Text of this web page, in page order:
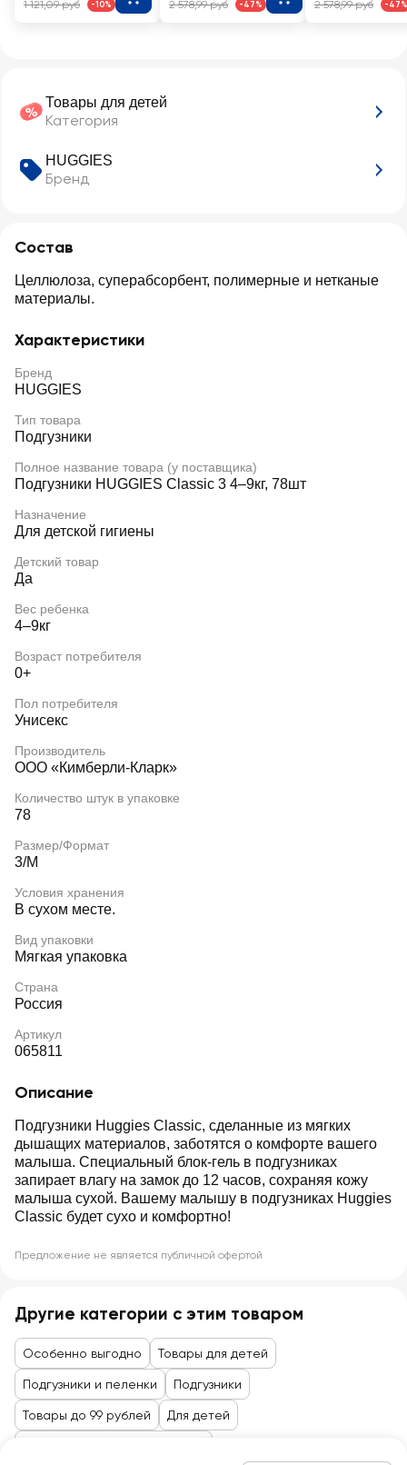
Товары для детей
Категория
HUGGIES
Бренд
Состав
Целлюлоза, суперабсорбент, полимерные и нетканые
материалы.
Характеристики
Бренд
HUGGIES
Тип товара
Подгузники
Полное название товара (у поставщика)
Подгузники HUGGIES Classic 3 4–9кг, 78шт
Назначение
Для детской гигиены
Детский товар
Да
Вес ребенка
4–9кг
Возраст потребителя
0+
Пол потребителя
Унисекс
Производитель
ООО «Кимберли-Кларк»
Количество штук в упаковке
78
Размер/Формат
3/M
Условия хранения
В сухом месте.
Вид упаковки
Мягкая упаковка
Страна
Россия
Артикул
065811
Описание
Подгузники Huggies Classic, сделанные из мягких
дышащих материалов, заботятся о комфорте вашего
малыша. Специальный блок-гель в подгузниках
запирает влагу на замок до 12 часов, сохраняя кожу
малыша сухой. Вашему малышу в подгузниках Huggies
Classic будет сухо и комфортно!
Предложение не является публичной офертой
1 121,09 руб -10% 2 578,99 руб -47% 2 578,99 руб -47%
Другие категории с этим товаром
Особенно выгодно Товары для детей
Подгузники и пеленки Подгузники
Товары до 99 рублей Для детей